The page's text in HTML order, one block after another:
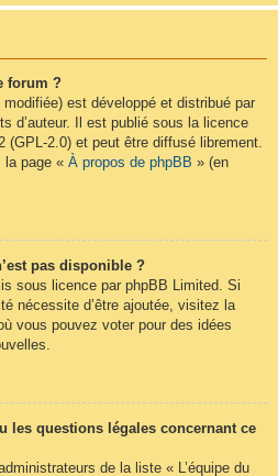
forum ?
est développé et distribué par
d’auteur. Il est publié sous la licence
(GPL-2.0) et peut être diffusé librement.
la page « À propos de phpBB » (en
pas disponible ?
sous licence par phpBB Limited. Si
nécessite d’être ajoutée, visitez la
vous pouvez voter pour des idées
les questions légales concernant ce
de la liste « L’équipe du